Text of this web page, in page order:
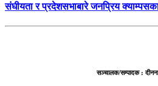
संघीयता र प्रदेशसभाबारे जनप्रिय क्याम्पसका
सञ्चालक/सम्पादक :